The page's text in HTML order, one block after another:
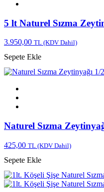
5 lt Naturel Sızma
3.950,00 TL (KDV Dahil)
Sepete Ekle
Naturel Sızma
425,00 TL (KDV Dahil)
Sepete Ekle